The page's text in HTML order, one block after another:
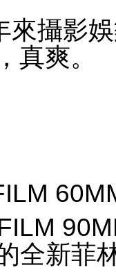
來攝影
真爽。
全新菲